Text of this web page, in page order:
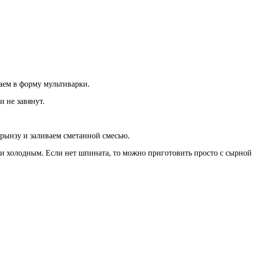
в форму мультиварки.
не завянут.
и заливаем сметанной смесью.
холодным. Если нет шпината, то можно приготовить просто с сырной